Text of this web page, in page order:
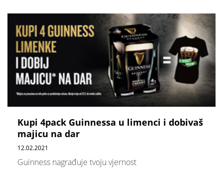
Kupi 4pack Guinnessa u limenci i dobivaš
majicu na dar
12.02.2021
Guinness nagrađuje tvoju vjernost